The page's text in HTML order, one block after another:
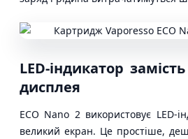
LED-індикатор
дисплея
ECO Nano 2 використовує LED-
великий екран. Це простіше,